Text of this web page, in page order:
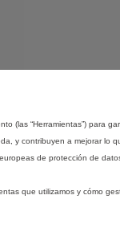
(las “Herramientas”)
y contribuyen a mejorar lo
de protección de
que utilizamos y cómo